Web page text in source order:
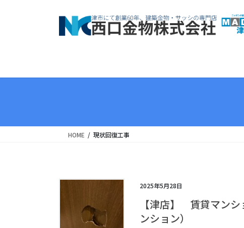
ス
ン
HOME 現状回復工事
2025年5月28日
【津店】 賃貸マン
ンション）